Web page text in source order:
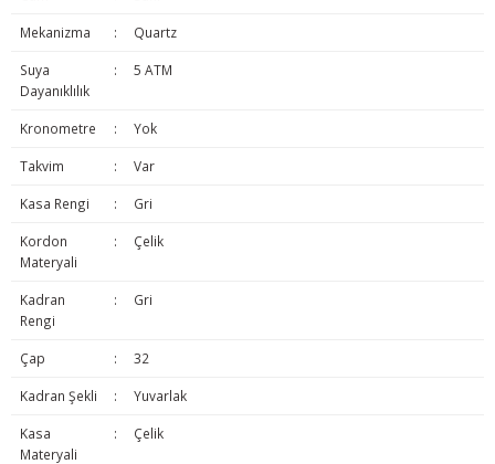
Mekanizma : Quartz
Suya
Dayanıklılık
: 5 ATM
Kronometre : Yok
Takvim : Var
Kasa Rengi : Gri
Kordon
Materyali
: Çelik
Kadran
Rengi
: Gri
Çap : 32
Kadran Şekli : Yuvarlak
Kasa
Materyali
: Çelik